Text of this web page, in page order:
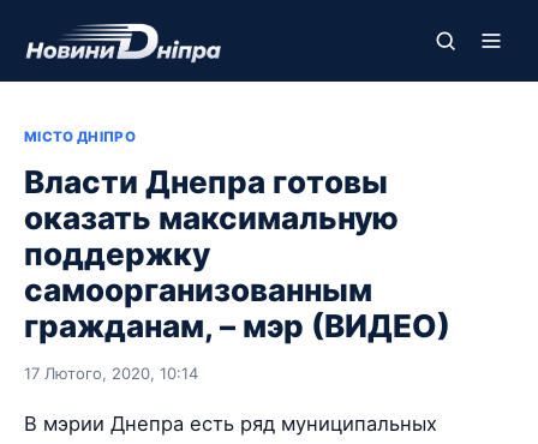
МІСТО ДНІПРО
Власти Днепра готовы
оказать максимальную
поддержку
самоорганизованным
гражданам, – мэр (ВИДЕО)
17 Лютого, 2020, 10:14
В мэрии Днепра есть ряд муниципальных